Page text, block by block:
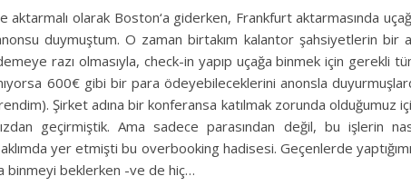
aktarmalı olarak Boston‘a giderken, Frankfurt aktarmasında
duymuştum. O zaman birtakım kalantor şahsiyetlerin bir
razı olmasıyla, check-in yapıp uçağa binmek için gerekli
600€ gibi bir para ödeyebileceklerini anonsla
Şirket adına bir konferansa katılmak zorunda olduğumuz
geçirmiştik. Ama sadece parasından değil, bu işlerin
yer etmişti bu overbooking hadisesi. Geçenlerde
binmeyi beklerken -ve de hiç…